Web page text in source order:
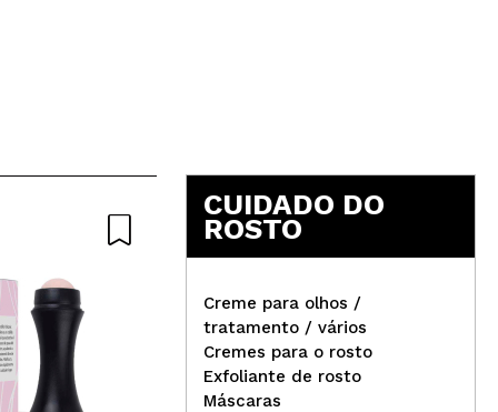
Revolution - Spray
iluminador Ceramide Boost
CUIDADO DO
ROSTO
Creme para olhos /
tratamento / vários
Cremes para o rosto
Exfoliante de rosto
Máscaras